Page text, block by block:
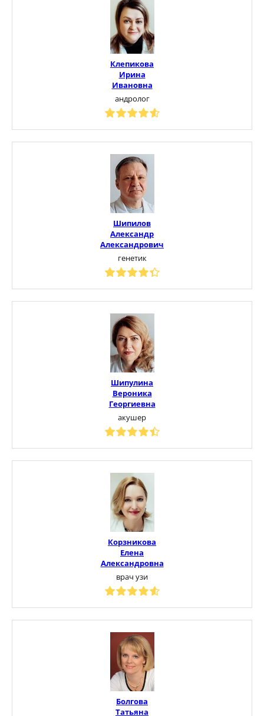
Клепикова
Ирина
Ивановна
андролог
Шипилов
Александр
Александрович
генетик
Шипулина
Вероника
Георгиевна
акушер
Корзникова
Елена
Александровна
врач узи
Болгова
Татьяна